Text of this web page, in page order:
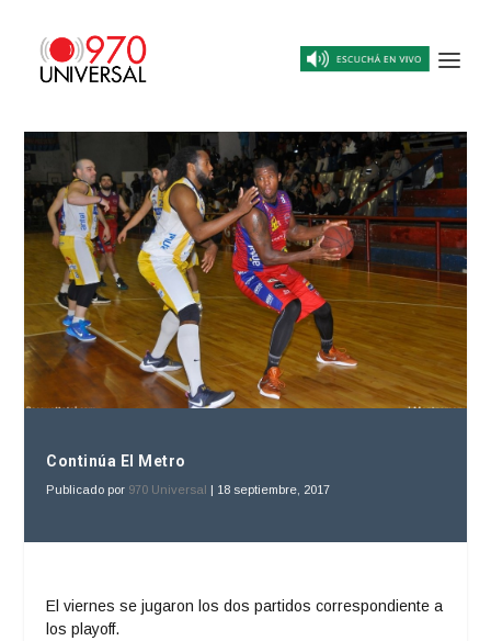
Continúa El Metro
Publicado por 970 Universal 18 septiembre, 2017
El viernes se jugaron los dos partidos correspondiente a
los playoff.